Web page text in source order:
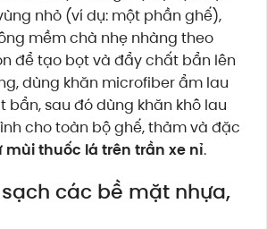
nhỏ (ví dụ: một phần ghế),
mềm chà nhẹ nhàng theo
để tạo bọt và đẩy chất bẩn lên
dùng khăn microfiber ẩm lau
bẩn, sau đó dùng khăn khô lau
cho toàn bộ ghế, thảm và đặc
mùi thuốc lá trên trần xe nỉ.
sạch các bề mặt nhựa,